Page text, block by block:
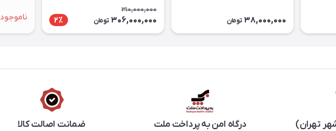
38,000,000 تومان
گیگابایت - با گارانتی و رجیستری
310,000,000
306,000,000 تومان 2٪
ناموجود
تهران) درگاه امن به پرداخت ملت ضمانت اصالت کالا